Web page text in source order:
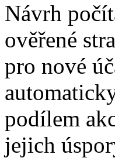
Návrh
ověřené
pro nové
podílem
jejich